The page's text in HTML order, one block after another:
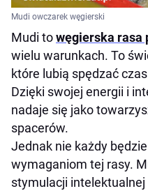
Mudi owczarek węgierski
Mudi towęgierska rasa
wielu warunkach. To
które lubią spędzać
Dzięki swojej energii i
nadaje się jako
spacerów.
Jednak nie każdy
wymaganiom tej rasy.
stymulacji intelektualnej